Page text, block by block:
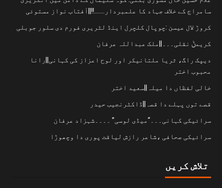
سامراج کے خلاف جہاد کا علمبردار…….!!||آفتاب نواز مستوئی
کروڑ لال عیسن :چوپال کلچرل اینڈ لٹریری فورم دی سلور جوبلی
کریمݨ نقلی۔۔۔||ملک عبداللہ عرفان
دیپک راگ، ثریا ملتانیکر اور لوح اعزاز کی کہانی||رانا
محبوب اختر
خالی لفظاں دا میلہ||سعید اختر
قصے توں پہلے دا قصہ||ڈاکٹرنجیب حیدر
سرائیکی کہانی۔۔۔“میڈی لوسی” ۔۔۔۔شہزاد عرفان
سرائیکی صحافی ،شاعر رازش لیاقت پوری دا وچھوڑا
تلاش کریں